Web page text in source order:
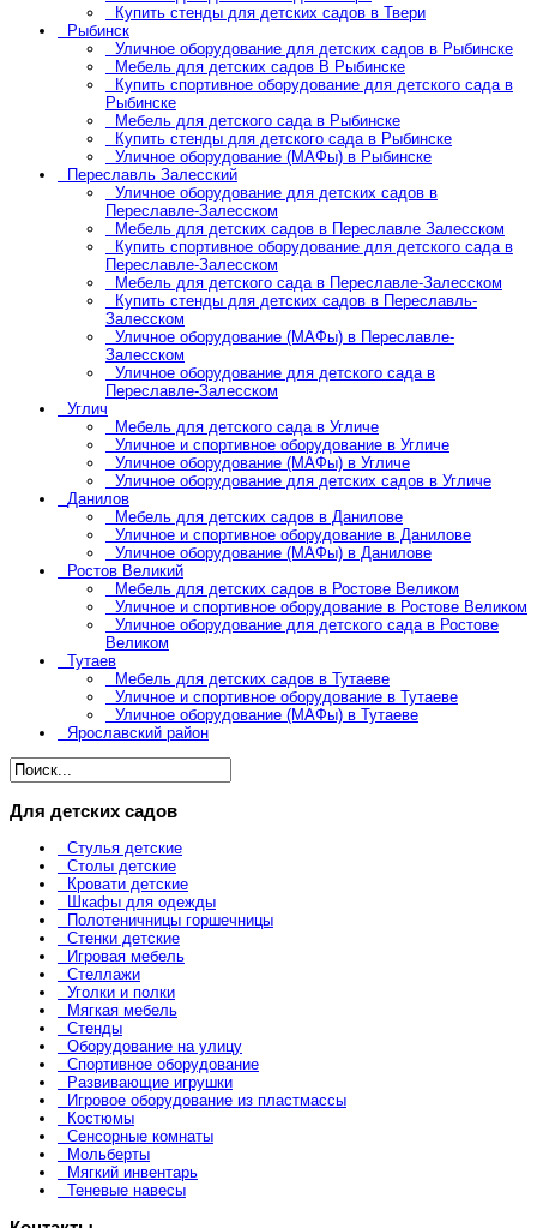
Купить стенды для детских садов в Твери
Рыбинск
Уличное оборудование для детских садов в Рыбинске
Мебель для детских садов В Рыбинске
Купить спортивное оборудование для детского сада в
Рыбинске
Мебель для детского сада в Рыбинске
Купить стенды для детского сада в Рыбинске
Уличное оборудование (МАФы) в Рыбинске
Переславль Залесский
Уличное оборудование для детских садов в
Переславле-Залесском
Мебель для детских садов в Переславле Залесском
Купить спортивное оборудование для детского сада в
Переславле-Залесском
Мебель для детского сада в Переславле-Залесском
Купить стенды для детских садов в Переславль-
Залесском
Уличное оборудование (МАФы) в Переславле-
Залесском
Уличное оборудование для детского сада в
Переславле-Залесском
Углич
Мебель для детского сада в Угличе
Уличное и спортивное оборудование в Угличе
Уличное оборудование (МАФы) в Угличе
Уличное оборудование для детских садов в Угличе
Данилов
Мебель для детских садов в Данилове
Уличное и спортивное оборудование в Данилове
Уличное оборудование (МАФы) в Данилове
Ростов Великий
Мебель для детских садов в Ростове Великом
Уличное и спортивное оборудование в Ростове Великом
Уличное оборудование для детского сада в Ростове
Великом
Тутаев
Мебель для детских садов в Тутаеве
Уличное и спортивное оборудование в Тутаеве
Уличное оборудование (МАФы) в Тутаеве
Ярославский район
Для детских садов
Стулья детские
Столы детские
Кровати детские
Шкафы для одежды
Полотеничницы горшечницы
Стенки детские
Игровая мебель
Стеллажи
Уголки и полки
Мягкая мебель
Стенды
Оборудование на улицу
Спортивное оборудование
Развивающие игрушки
Игровое оборудование из пластмассы
Костюмы
Сенсорные комнаты
Мольберты
Мягкий инвентарь
Теневые навесы